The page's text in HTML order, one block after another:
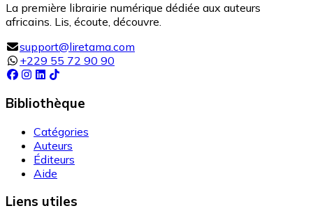
La première librairie numérique dédiée aux auteurs
africains. Lis, écoute, découvre.
support@liretama.com
+229 55 72 90 90
Bibliothèque
Catégories
Auteurs
Éditeurs
Aide
Liens utiles